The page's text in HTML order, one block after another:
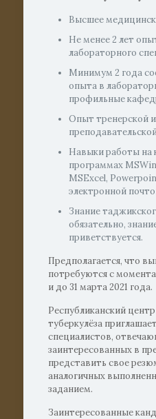
Высшее
Не менее 2 лет
лабораторного
Минимум 2 года
опыта в
профильные
Опыт тренерской
Навыки работы на
программах
MSExcel,
электронной
Знание
обязательно,
приветствуется.
Предполагается, что
потребуются с
и до 31 марта 2021 года.
Республиканский
туберкулёза
специалистов,
заинтересованных в
представить свое
аналогичных
заданием.
Заинтересованные